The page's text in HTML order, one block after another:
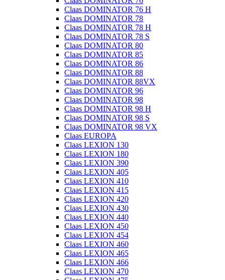
Claas DOMINATOR 76 H
Claas DOMINATOR 78
Claas DOMINATOR 78 H
Claas DOMINATOR 78 S
Claas DOMINATOR 80
Claas DOMINATOR 85
Claas DOMINATOR 86
Claas DOMINATOR 88
Claas DOMINATOR 88VX
Claas DOMINATOR 96
Claas DOMINATOR 98
Claas DOMINATOR 98 H
Claas DOMINATOR 98 S
Claas DOMINATOR 98 VX
Claas EUROPA
Claas LEXION 130
Claas LEXION 180
Claas LEXION 390
Claas LEXION 405
Claas LEXION 410
Claas LEXION 415
Claas LEXION 420
Claas LEXION 430
Claas LEXION 440
Claas LEXION 450
Claas LEXION 454
Claas LEXION 460
Claas LEXION 465
Claas LEXION 466
Claas LEXION 470